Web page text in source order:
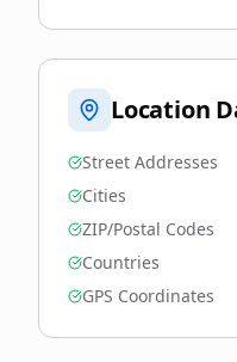
Location
Street Addresses
Cities
ZIP/Postal Codes
Countries
GPS Coordinates